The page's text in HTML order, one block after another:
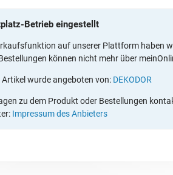
Betrieb eingestellt
auf unserer Plattform haben
können nicht mehr über
Artikel wurde angeboten von: DEKODOR
zu dem Produkt oder Bestellungen
Impressum des Anbieters